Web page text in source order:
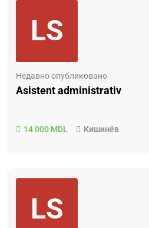
LS
Недавно опубликовано
Asistent administrativ
14 000 MDL Кишинёв
LS